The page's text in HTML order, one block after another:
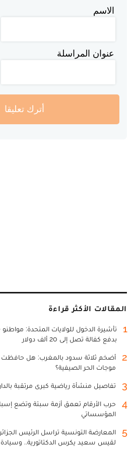
الاسم
عنوان المراسلة
أترك تعليقا
المقالات الأكثر قراءة
1
بدفع كفالة تصل إلى 20 ألف دولار
2
أضخم ثلاثة سدود بالمغرب: هل
موجات الحر الصيفية؟
3 تفاصيل منشأة رياضية كبرى مرتقبة
4
حرب الأرقام تعمق أزمة سبتة وتضع
المؤسساتي
5
المعارضة التونسية تراسل الرئيس
لقيس سعيد يكرس الدكتاتورية..